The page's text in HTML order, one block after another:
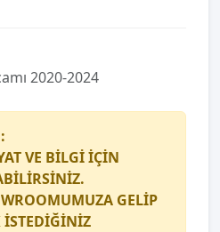
2020-2024
VE BİLGİ İÇİN
GELİP